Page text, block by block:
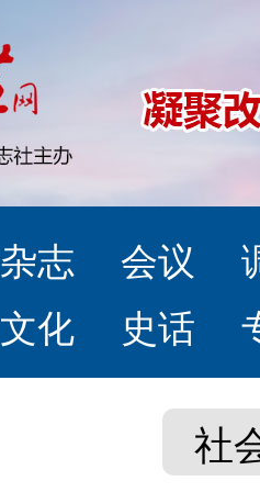
杂志 会议
文化
史话
社